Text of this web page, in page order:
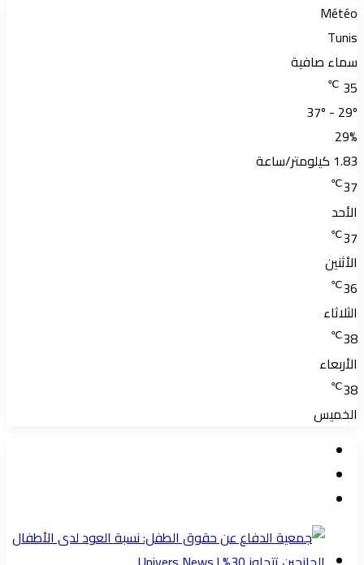
Météo
Tunis
سماء صافية
35
℃
37º - 29º
29%
1.83 كيلومتر/ساعة
37
℃
الأحد
37
℃
الأثنين
36
℃
الثلاثاء
38
℃
الأربعاء
38
℃
الخميس